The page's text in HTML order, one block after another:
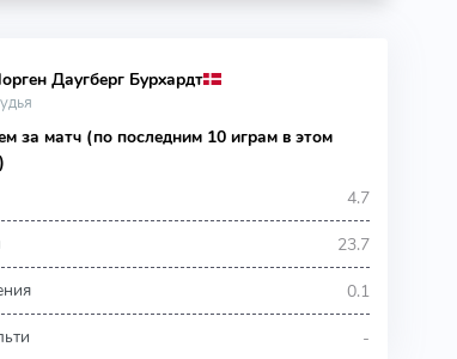
Даугберг Бурхардт
за матч (по последним 10 играм в этом
4.7
23.7
0.1
-